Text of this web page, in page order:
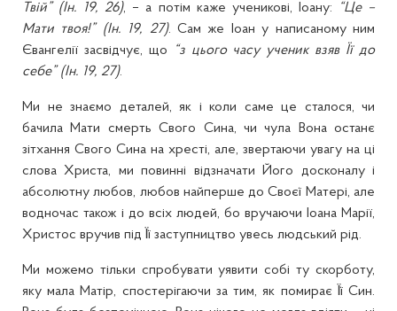
Твій” (Ін. 19, 26), – а потім каже ученикові, Іоану:
“Це –
Мати твоя!” (Ін. 19, 27). Сам же Іоан у написаному ним
Євангелії засвідчує, що
“з цього часу ученик взяв Її до
себе” (Ін. 19, 27).
Ми не знаємо деталей, як і коли саме це сталося, чи
бачила Мати смерть Свого Сина, чи чула Вона останє
зітхання Свого Сина на хресті, але, звертаючи увагу на ці
слова Христа, ми повинні відзначати Його досконалу і
абсолютну любов, любов найперше до Своєї Матері, але
водночас також і до всіх людей, бо вручаючи Іоана Марії,
Христос вручив під Її заступництво увесь людський рід.
Ми можемо тільки спробувати уявити собі ту скорботу,
яку мала Матір, спостерігаючи за тим, як помирає Її Син.